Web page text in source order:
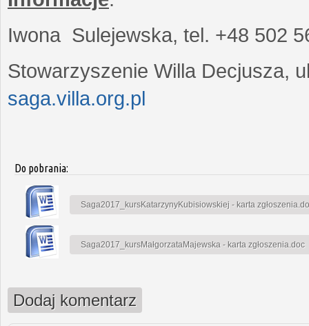
Iwona Sulejewska, tel. +48 502
Stowarzyszenie Willa Decjusza,
saga.villa.org.pl
Do pobrania:
Saga2017_kursKatarzynyKubisiowskiej - karta
Saga2017_kursMałgorzataMajewska - karta zgłoszenia.doc
Dodaj komentarz